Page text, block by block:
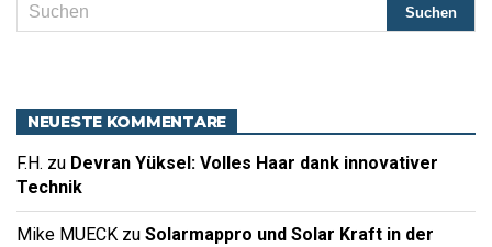
NEUESTE KOMMENTARE
F.H. zu Devran Yüksel: Volles Haar dank innovativer
Technik
Mike MUECK zu Solarmappro und Solar Kraft in der